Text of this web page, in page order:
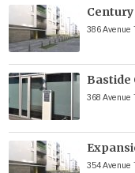
Century
386 Avenue
Bastide
368 Avenue
354 Avenue